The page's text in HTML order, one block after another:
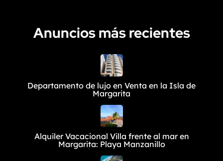
Anuncios más recientes
Departamento de lujo en Venta en la Isla de
Margarita
Alquiler Vacacional Villa frente al mar en
Margarita: Playa Manzanillo